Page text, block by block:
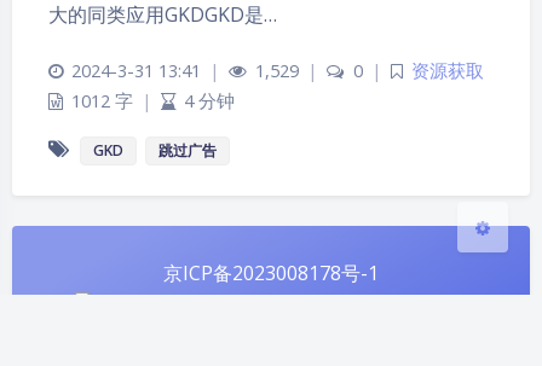
浅阴影 深阴影
大的同类应用GKDGKD是…
2024-3-31 13:41 | 1,529 | 0 |
资源获取
1012 字 | 4 分钟
GKD 跳过广告
京ICP备2023008178号-1